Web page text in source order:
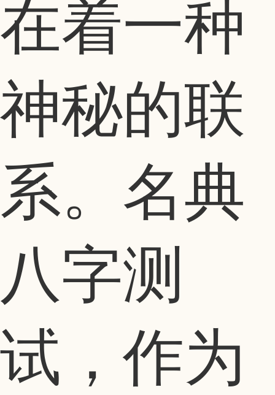
在着一种
神秘的联
系。名典
八字测
试，作为